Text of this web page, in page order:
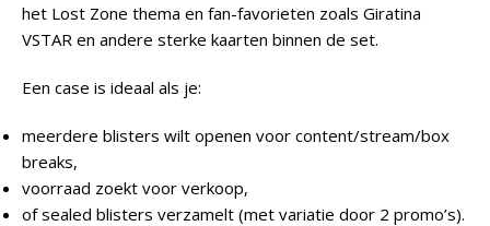
het Lost Zone thema en fan-favorieten zoals Giratina
VSTAR en andere sterke kaarten binnen de set.
Een case is ideaal als je:
meerdere blisters wilt openen voor content/stream/box
breaks,
voorraad zoekt voor verkoop,
of sealed blisters verzamelt (met variatie door 2 promo’s).